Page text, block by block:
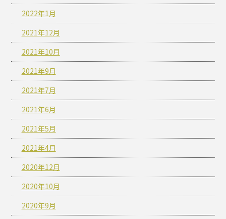
2022年1月
2021年12月
2021年10月
2021年9月
2021年7月
2021年6月
2021年5月
2021年4月
2020年12月
2020年10月
2020年9月